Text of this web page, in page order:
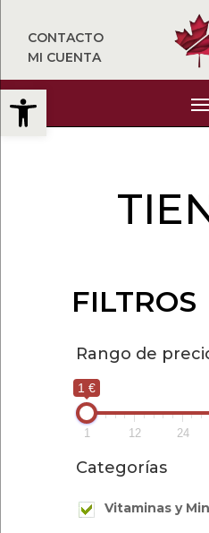
Abrir barra de herramientas
CONTACTO
MI CUENTA
FILTROS
Rango de
1 €
1 12 24
Categorías
Vitaminas y